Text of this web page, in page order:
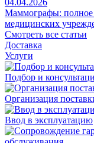
04.04.2026
Маммографы: полное
медицинских
Смотреть все статьи
Доставка
Услуги
Подбор и
Организация
Ввод в эксплуатацию